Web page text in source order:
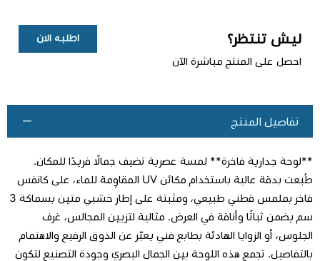
ليش تنتظر؟
احصل على المنتج مباشرة الآن
اطلبه الان
اطلب المنتج
تفاصيل المنتج
**لوحة جدارية فاخرة** لمسة عصرية تضيف جمالًا فريدًا للمكان.
طُبعت بدقة عالية باستخدام مكائن UV المقاوِمة للماء، على كانفس
فاخر بملمس قطني طبيعي، ومثبتة على إطار خشبي متين بسماكة 3
سم يضمن ثباتًا وأناقة في العرض. مثالية لتزيين المجالس، غرف
الجلوس، أو الزوايا الهادئة بطابع فني يعبّر عن الذوق الرفيع والاهتمام
بالتفاصيل. تجمع هذه اللوحة بين الجمال البصري وجودة التصنيع لتكون